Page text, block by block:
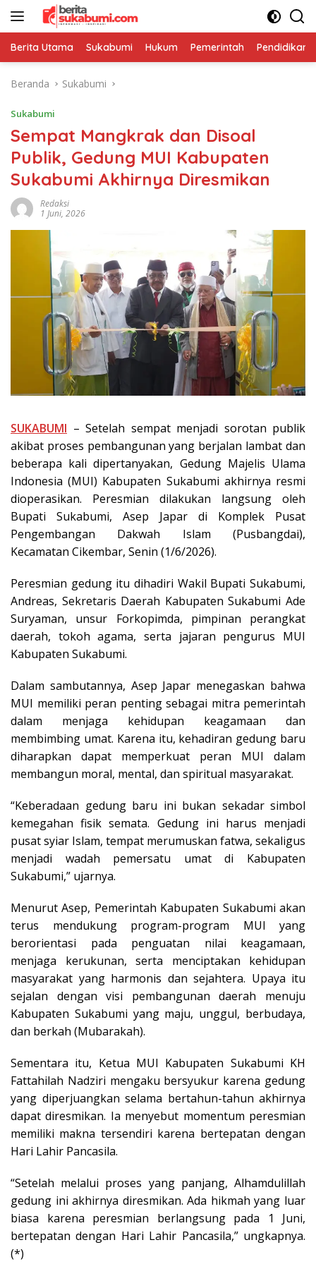
Langsung
Berita Utama Sukabumi Hukum Pemerintah Pendidikan
Beranda Sukabumi
Sukabumi
Sempat Mangkrak dan Disoal
Publik, Gedung MUI Kabupaten
Sukabumi Akhirnya Diresmikan
Redaksi
1 Juni, 2026
SUKABUMI – Setelah sempat menjadi sorotan publik
akibat proses pembangunan yang berjalan lambat dan
beberapa kali dipertanyakan, Gedung Majelis Ulama
Indonesia (MUI) Kabupaten Sukabumi akhirnya resmi
dioperasikan. Peresmian dilakukan langsung oleh
Bupati Sukabumi, Asep Japar di Komplek Pusat
Pengembangan Dakwah Islam (Pusbangdai),
Kecamatan Cikembar, Senin (1/6/2026).
Peresmian gedung itu dihadiri Wakil Bupati Sukabumi,
Andreas, Sekretaris Daerah Kabupaten Sukabumi Ade
Suryaman, unsur Forkopimda, pimpinan perangkat
daerah, tokoh agama, serta jajaran pengurus MUI
Kabupaten Sukabumi.
Dalam sambutannya, Asep Japar menegaskan bahwa
MUI memiliki peran penting sebagai mitra pemerintah
dalam menjaga kehidupan keagamaan dan
membimbing umat. Karena itu, kehadiran gedung baru
diharapkan dapat memperkuat peran MUI dalam
membangun moral, mental, dan spiritual masyarakat.
“Keberadaan gedung baru ini bukan sekadar simbol
kemegahan fisik semata. Gedung ini harus menjadi
pusat syiar Islam, tempat merumuskan fatwa, sekaligus
menjadi wadah pemersatu umat di Kabupaten
Sukabumi,” ujarnya.
Menurut Asep, Pemerintah Kabupaten Sukabumi akan
terus mendukung program-program MUI yang
berorientasi pada penguatan nilai keagamaan,
menjaga kerukunan, serta menciptakan kehidupan
masyarakat yang harmonis dan sejahtera. Upaya itu
sejalan dengan visi pembangunan daerah menuju
Kabupaten Sukabumi yang maju, unggul, berbudaya,
dan berkah (Mubarakah).
Sementara itu, Ketua MUI Kabupaten Sukabumi KH
Fattahilah Nadziri mengaku bersyukur karena gedung
yang diperjuangkan selama bertahun-tahun akhirnya
dapat diresmikan. Ia menyebut momentum peresmian
memiliki makna tersendiri karena bertepatan dengan
Hari Lahir Pancasila.
“Setelah melalui proses yang panjang, Alhamdulillah
gedung ini akhirnya diresmikan. Ada hikmah yang luar
biasa karena peresmian berlangsung pada 1 Juni,
bertepatan dengan Hari Lahir Pancasila,” ungkapnya.
(*)